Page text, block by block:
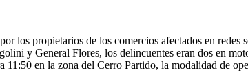
los propietarios de los comercios afectados en redes
y General Flores, los delincuentes eran dos en
en la zona del Cerro Partido, la modalidad de